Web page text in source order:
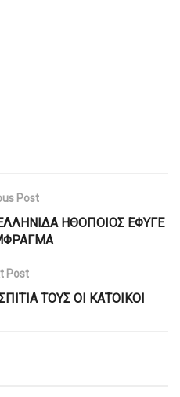
Post
ΗΘΟΠΟΙΟΣ ΕΦΥΓΕ
Post
ΤΟΥΣ ΟΙ ΚΑΤΟΙΚΟΙ